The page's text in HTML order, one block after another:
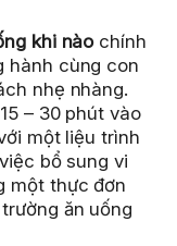
khi nàochính
hành cùng con
nhẹ nhàng.
– 30 phút vào
một liệu trình
bổ sung vi
một thực đơn
ăn uống